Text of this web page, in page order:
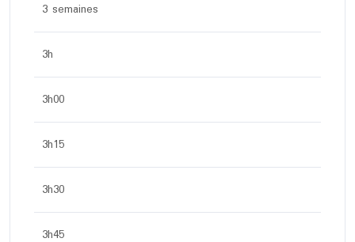
3 semaines
3h
3h00
3h15
3h30
3h45